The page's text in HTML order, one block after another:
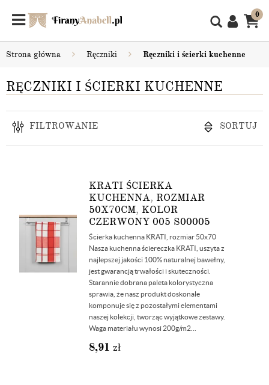
0
Strona główna Ręczniki Ręczniki i ścierki kuchenne
RĘCZNIKI I ŚCIERKI KUCHENNE
FILTROWANIE SORTUJ
KRATI ŚCIERKA
KUCHENNA, ROZMIAR
50X70CM, KOLOR
CZERWONY 005 S00005
Ścierka kuchenna KRATI, rozmiar 50x70
Nasza kuchenna ściereczka KRATI, uszyta z
najlepszej jakości 100% naturalnej bawełny,
jest gwarancją trwałości i skuteczności.
Starannie dobrana paleta kolorystyczna
sprawia, że nasz produkt doskonale
komponuje się z pozostałymi elementami
naszej kolekcji, tworząc wyjątkowe zestawy.
Waga materiału wynosi 200g/m2...
8,91 zł